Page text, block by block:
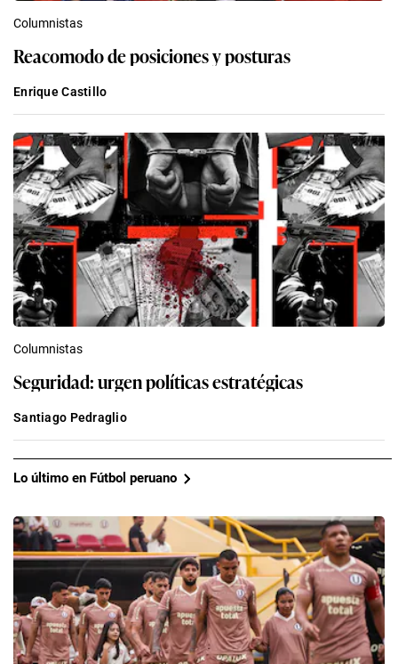
Columnistas
Reacomodo de posiciones y posturas
Enrique Castillo
Columnistas
Seguridad: urgen políticas estratégicas
Santiago Pedraglio
Lo último en Fútbol peruano